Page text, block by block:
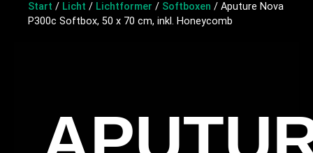
Start / Licht / Lichtformer / Softboxen / Aputure Nova
P300c Softbox, 50 x 70 cm, inkl. Honeycomb